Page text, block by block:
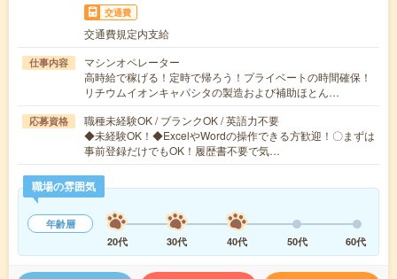
交通費
交通費規定内支給
仕事内容
マシンオペレーター
高時給で稼げる！定時で帰ろう！プライベートの時間確保！
リチウムイオンキャパシタの製造および補助ほとん…
応募資格
職種未経験OK / ブランクOK / 英語力不要
◆未経験OK！◆ExcelやWordの操作できる方歓迎！〇まずは
事前登録だけでもOK！履歴書不要で気…
職場の雰囲気
年齢層
20代
30代 40代 50代 60代